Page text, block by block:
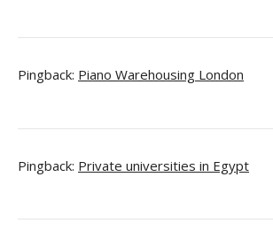
Pingback: Piano Warehousing London
Pingback: Private universities in Egypt